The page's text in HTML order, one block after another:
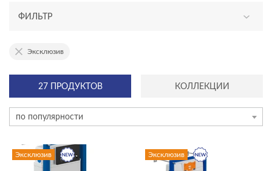
ФИЛЬТР
АССОРТИМЕНТ
новинка
КАТЕГОРИЯ
27 ПРОДУКТОВ КОЛЛЕКЦИИ
по популярности
эксклюзив
Эксклюзив Эксклюзив